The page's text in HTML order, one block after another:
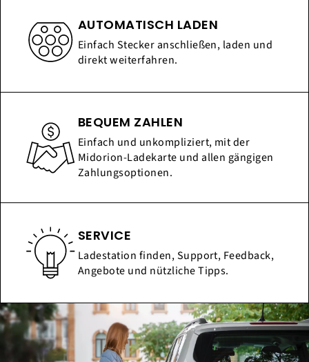
AUTOMATISCH LADEN
Einfach Stecker anschließen, laden und
direkt weiterfahren.
BEQUEM ZAHLEN
Einfach und unkompliziert, mit der
Midorion-Ladekarte und allen gängigen
Zahlungsoptionen.
SERVICE
Ladestation finden, Support, Feedback,
Angebote und nützliche Tipps.